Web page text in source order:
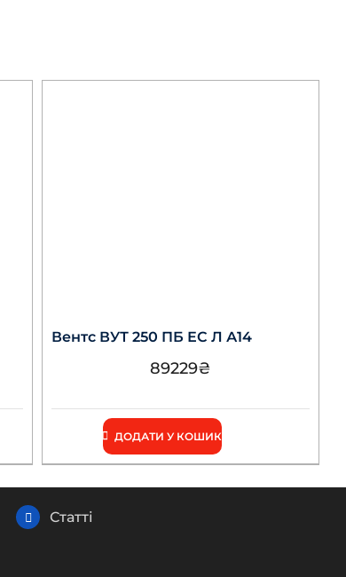
Вентс ВУТ 250 ПБ ЕС Л А14
89229₴
ДОДАТИ У КОШИК
Статті